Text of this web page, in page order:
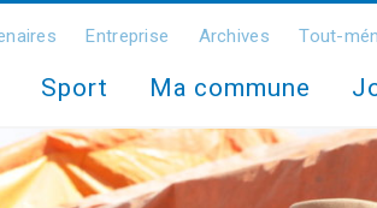
Entreprise Archives Tout-
Sport Ma commune